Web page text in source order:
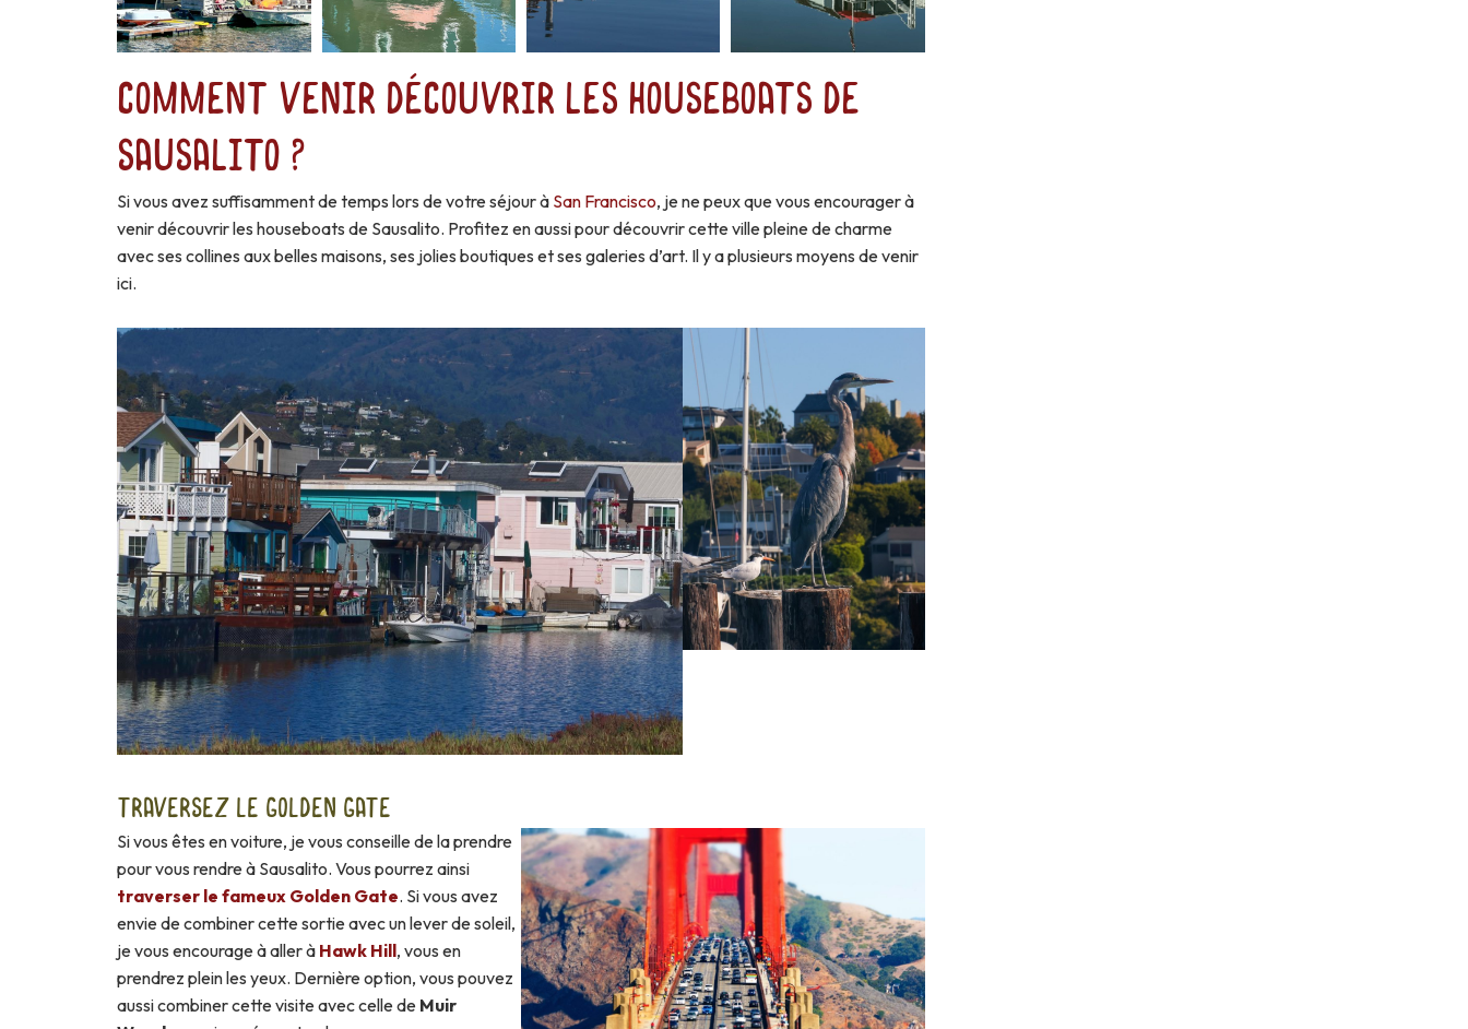
Comment venir découvrir les houseboats de
Sausalito ?
Si vous avez suffisamment de temps lors de votre séjour à San Francisco, je ne peux que vous encourager à
venir découvrir les houseboats de Sausalito. Profitez en aussi pour découvrir cette ville pleine de charme
avec ses collines aux belles maisons, ses jolies boutiques et ses galeries d’art. Il y a plusieurs moyens de venir
ici.
TRAVERSEZ LE GOLDEN GATE
Si vous êtes en voiture, je vous conseille de la prendre
pour vous rendre à Sausalito. Vous pourrez ainsi
traverser le fameux Golden Gate. Si vous avez
envie de combiner cette sortie avec un lever de soleil,
je vous encourage à aller à Hawk Hill, vous en
prendrez plein les yeux. Dernière option, vous pouvez
aussi combiner cette visite avec celle de Muir